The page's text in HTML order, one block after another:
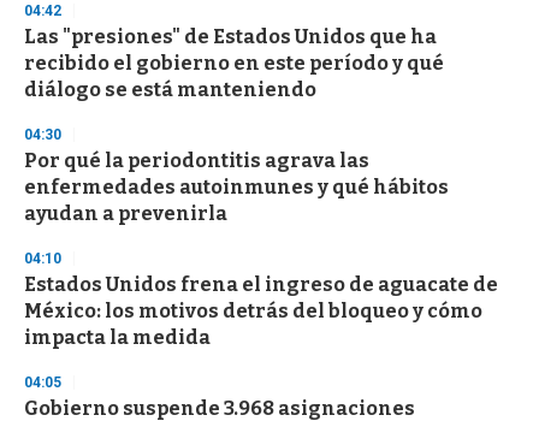
3
s
c
o
d
s
04:42
Las "presiones" de Estados Unidos que ha
recibido el gobierno en este período y qué
diálogo se está manteniendo
04:30
Por qué la periodontitis agrava las
enfermedades autoinmunes y qué hábitos
ayudan a prevenirla
04:10
Estados Unidos frena el ingreso de aguacate de
México: los motivos detrás del bloqueo y cómo
impacta la medida
04:05
Gobierno suspende 3.968 asignaciones